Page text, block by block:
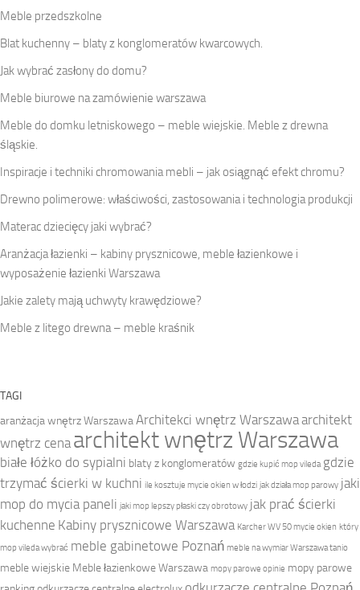
Meble przedszkolne
Blat kuchenny – blaty z konglomeratów kwarcowych.
Jak wybrać zasłony do domu?
Meble biurowe na zamówienie warszawa
Meble do domku letniskowego – meble wiejskie. Meble z drewna
śląskie.
Inspiracje i techniki chromowania mebli – jak osiągnąć efekt chromu?
Drewno polimerowe: właściwości, zastosowania i technologia produkcji
Materac dziecięcy jaki wybrać?
Aranżacja łazienki – kabiny prysznicowe, meble łazienkowe i
wyposażenie łazienki Warszawa
Jakie zalety mają uchwyty krawędziowe?
Meble z litego drewna – meble kraśnik
TAGI
aranżacja wnętrz WarszawaArchitekci wnętrz Warszawaarchitekt
wnętrz cena architekt wnętrz Warszawa
białe łóżko do sypialni blaty z konglomeratów gdzie kupić mop vileda gdzie
trzymać ścierki w kuchni ile kosztuje mycie okien w łodzi jak działa mop parowy jaki
mop do mycia paneli jaki mop lepszy płaski czy obrotowy jak prać ścierki
kuchenne Kabiny prysznicowe Warszawa Karcher WV 50 mycie okien który
mop vileda wybrać meble gabinetowe Poznań meble na wymiar Warszawa tanio
meble wiejskie Meble łazienkowe Warszawa mopy parowe opinie mopy parowe